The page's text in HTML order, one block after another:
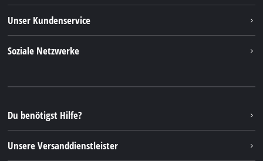
Einhell Germany AG
Unser Kundenservice
Soziale Netzwerke
Instagram
TikTok
Pinterest
Du benötigst Hilfe?
Unsere Versanddienstleister